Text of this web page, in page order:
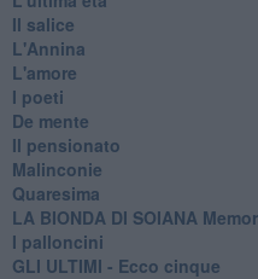
Il salice
L'Annina
L'amore
I poeti
De mente
Il pensionato
Malinconie
Quaresima
LA BIONDA DI SOIANA
I palloncini
GLI ULTIMI - Ecco cinque